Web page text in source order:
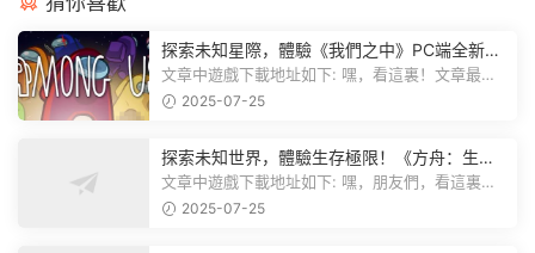
探索未知星際，體驗《我們之中》PC端全新版
本
文章中遊戲下載地址如下: 嘿，看這裏！文章最後
有個圖片，點一下就能加入我們遊...
2025-07-25
探索未知世界，體驗生存極限！《方舟：生存
飛升》v38.9中文版全新升級！
文章中遊戲下載地址如下: 嘿，朋友們，看這裏！
《方舟：生存飛升》這個遊戲超火...
2025-07-25